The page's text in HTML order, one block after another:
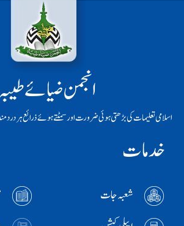
انجمن ضیائے طیبہ
اسلامی تعلیمات کی بڑھتی ہوئی ضرورت اور سمٹتے ہوئے ذرائع ہر
خدمات
شعبہ جات